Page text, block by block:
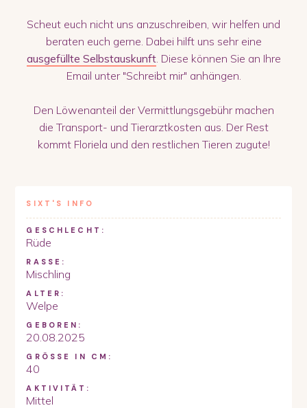
Scheut euch nicht uns anzuschreiben, wir helfen und
beraten euch gerne. Dabei hilft uns sehr eine
ausgefüllte Selbstauskunft. Diese können Sie an Ihre
Email unter "Schreibt mir" anhängen.
Den Löwenanteil der Vermittlungsgebühr machen
die Transport- und Tierarztkosten aus. Der Rest
kommt Floriela und den restlichen Tieren zugute!
SIXT 'S INFO
GESCHLECHT:
Rüde
RASSE:
Mischling
ALTER:
Welpe
GEBOREN:
20.08.2025
GRÖSSE IN CM:
40
AKTIVITÄT:
Mittel